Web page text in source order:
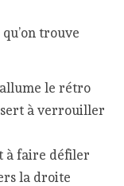
trouve
le rétro
à verrouiller
à faire défiler
la droite